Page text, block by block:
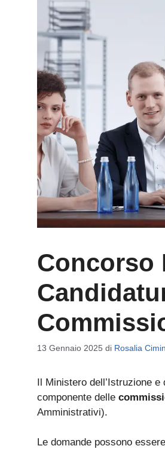
Concorso
13 Gennaio 2025 di Rosalia
Il Ministero dell’Istruzione
componente delle
Amministrativi).
Le domande possono